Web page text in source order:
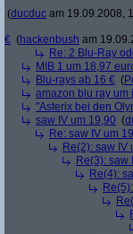
(ducduc am 19.09.2008,
€ (hackenbush am
Re: 2 Blu-Ray
MIB 1 um 18,97
Blu-rays ab 16 € (
amazon blu ray um
"Asterix bei den
saw IV um 19,90 (
Re: saw IV um
Re(2): saw IV
Re(3): saw
Re(4):